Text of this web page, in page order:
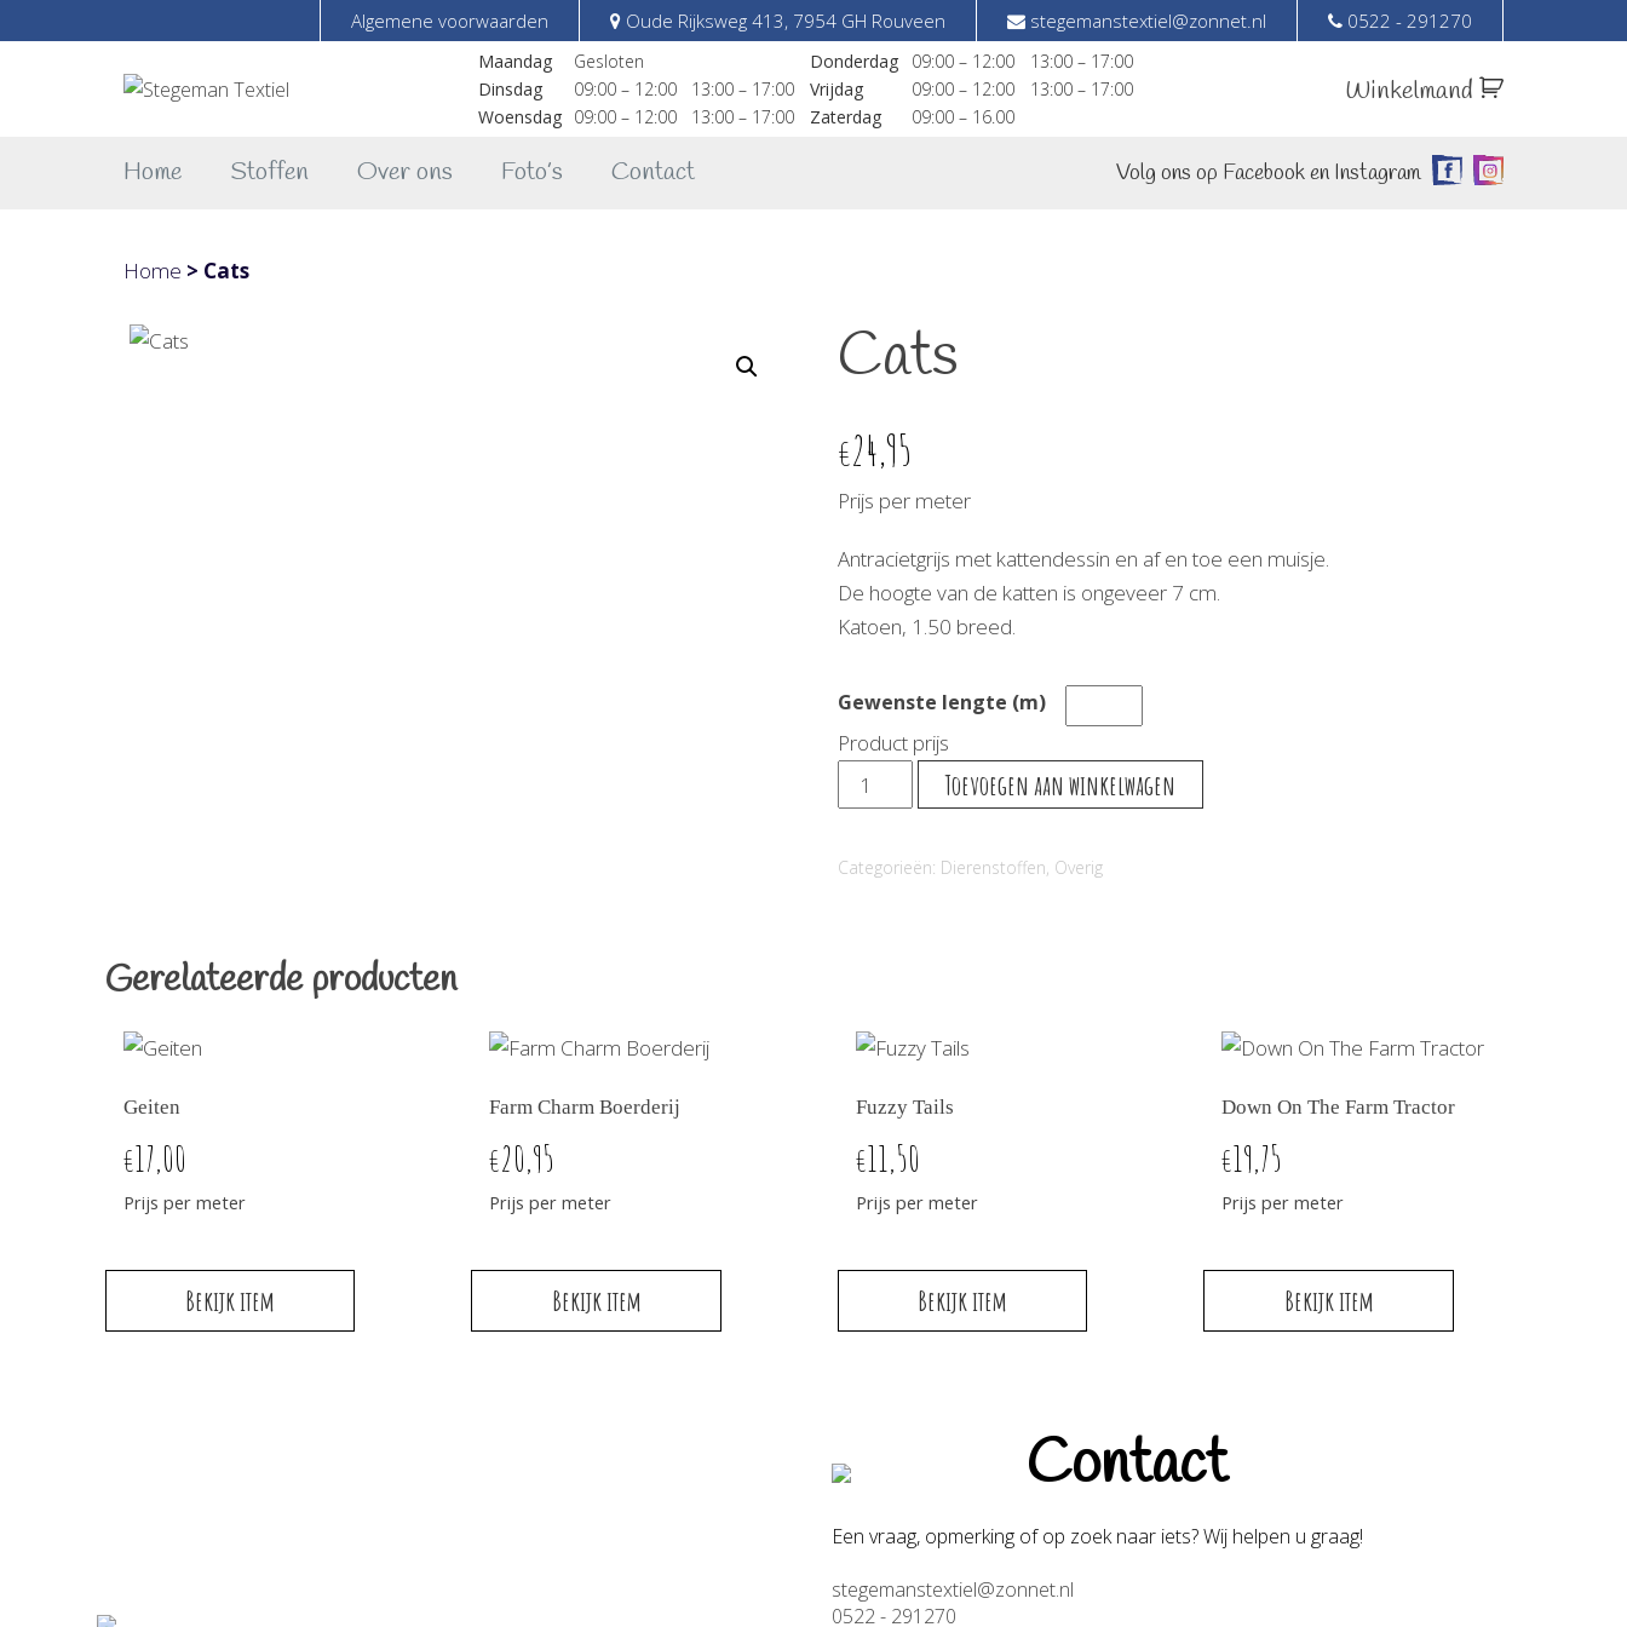
0522 - 291270
stegemanstextiel@zonnet.nl
Oude Rijksweg 413, 7954 GH Rouveen
Algemene voorwaarden
Maandag Gesloten Donderdag 09:00 – 12:00
13:00 – 17:00
Dinsdag
09:00 – 12:00 13:00 – 17:00 Vrijdag 09:00 – 12:00
13:00 – 17:00
Woensdag
09:00 – 12:00 13:00 – 17:00 Zaterdag 09:00 – 16.00
Winkelmand
Home Stoffen Over ons Foto’s Contact Volg ons op Facebook en Instagram
Home > Cats
Cats
€24,95
Prijs per meter
Antracietgrijs met kattendessin en af en toe een muisje.
De hoogte van de katten is ongeveer 7 cm.
Katoen, 1.50 breed.
Gewenste lengte (m)
Product prijs
Cats
aantal
Toevoegen aan winkelwagen
Categorieën: Dierenstoffen, Overig
Gerelateerde producten
Geiten
€17,00
Prijs per meter
Bekijk item
Farm Charm Boerderij
€20,95
Prijs per meter
Bekijk item
Fuzzy Tails
€11,50
Prijs per meter
Bekijk item
Down On The Farm Tractor
€19,75
Prijs per meter
Bekijk item
Contact
Een vraag, opmerking of op zoek naar iets? Wij helpen u graag!
stegemanstextiel@zonnet.nl
0522 - 291270